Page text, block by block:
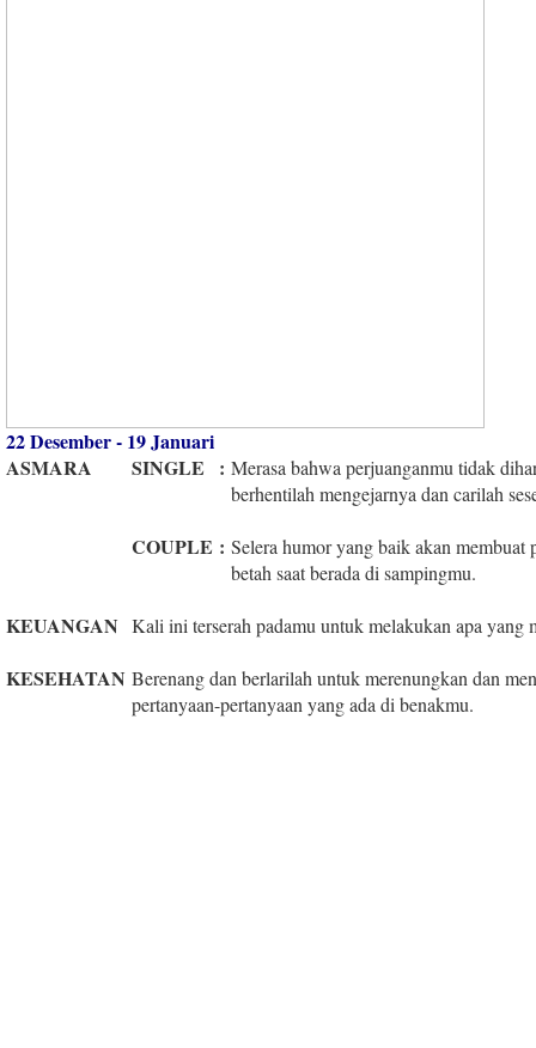
22 Desember - 19 Januari
ASMARA
SINGLE : Merasa bahwa perjuanganmu tidak
berhentilah mengejarnya dan carilah
COUPLE : Selera humor yang baik akan membuat
betah saat berada di sampingmu.
KEUANGAN Kali ini terserah padamu untuk melakukan apa yang
KESEHATAN Berenang dan berlarilah untuk merenungkan dan
pertanyaan-pertanyaan yang ada di benakmu.